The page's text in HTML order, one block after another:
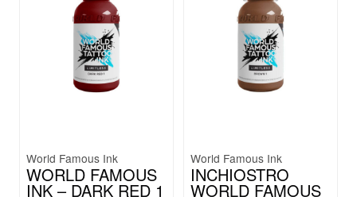
World Famous Ink
WORLD FAMOUS
INK – DARK RED 1
World Famous Ink
INCHIOSTRO
WORLD FAMOUS